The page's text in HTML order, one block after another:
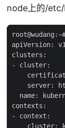
node上的/etc/
apiVersion: v1
clusters:
- cluster:
server:
name:
contexts:
- context:
cluster: